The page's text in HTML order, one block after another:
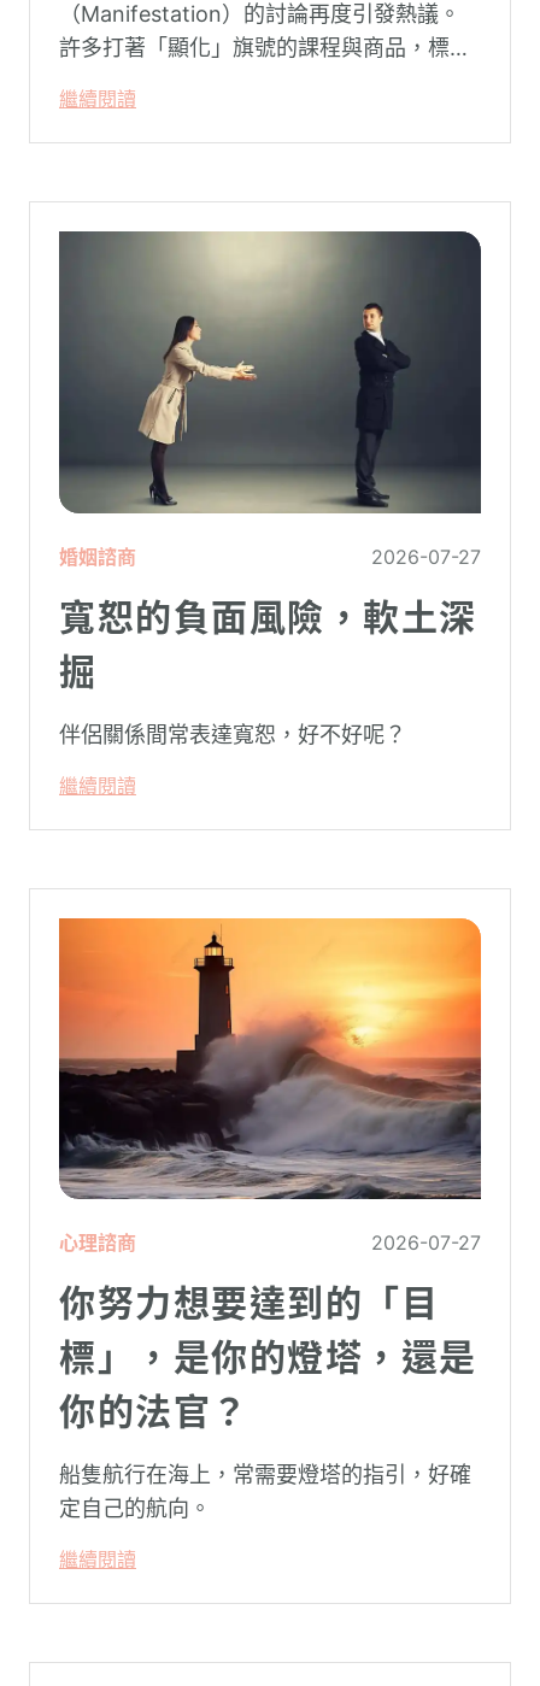
（Manifestation）的討論再度引發熱議。
許多打著「顯化」旗號的課程與商品，標榜
能吸引財富、關係與健康。這類論述聽起來
療癒，卻經常缺乏實證基礎，甚至可能對正
繼續閱讀
婚姻諮商 2026-07-27
寬恕的負面風險，軟土深
掘
伴侶關係間常表達寬恕，好不好呢？
繼續閱讀
心理諮商 2026-07-27
你努力想要達到的「目
標」，是你的燈塔，還是
你的法官？
船隻航行在海上，常需要燈塔的指引，好確
定自己的航向。
繼續閱讀